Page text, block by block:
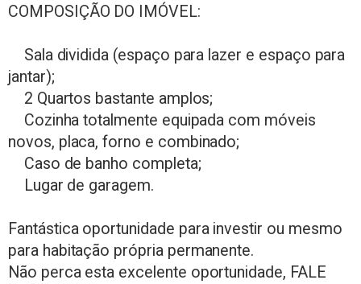
COMPOSIÇÃO DO IMÓVEL:
Sala dividida (espaço para lazer e espaço para
jantar);
2 Quartos bastante amplos;
Cozinha totalmente equipada com móveis
novos, placa, forno e combinado;
Caso de banho completa;
Lugar de garagem.
Fantástica oportunidade para investir ou mesmo
para habitação própria permanente.
Não perca esta excelente oportunidade, FALE